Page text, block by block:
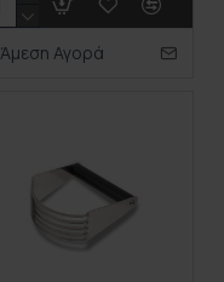
Άμεση Αγορά